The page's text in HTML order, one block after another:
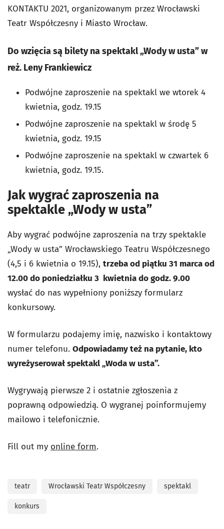
KONTAKTU 2021, organizowanym przez Wrocławski
Teatr Współczesny i Miasto Wrocław.
Do wzięcia są bilety na spektakl „Wody w usta” w
reż. Leny Frankiewicz
Podwójne zaproszenie na spektakl we wtorek 4
kwietnia, godz. 19.15
Podwójne zaproszenie na spektakl w środę 5
kwietnia, godz. 19.15
Podwójne zaproszenie na spektakl w czwartek 6
kwietnia, godz. 19.15.
Jak wygrać zaproszenia na
spektakle „Wody w usta”
Aby wygrać podwójne zaproszenia na trzy spektakle
„Wody w usta” Wrocławskiego Teatru Współczesnego
(4,5 i 6 kwietnia o 19.15), trzeba od piątku 31 marca od
12.00 do poniedziałku 3 kwietnia do godz. 9.00
wysłać do nas wypełniony poniższy formularz
konkursowy.
W formularzu podajemy imię, nazwisko i kontaktowy
numer telefonu. Odpowiadamy też na pytanie, kto
wyreżyserował spektakl „Woda w usta”.
Wygrywają pierwsze 2 i ostatnie zgłoszenia z
poprawną odpowiedzią. O wygranej poinformujemy
mailowo i telefonicznie.
Fill out my online form.
teatr Wrocławski Teatr Współczesny spektakl
konkurs